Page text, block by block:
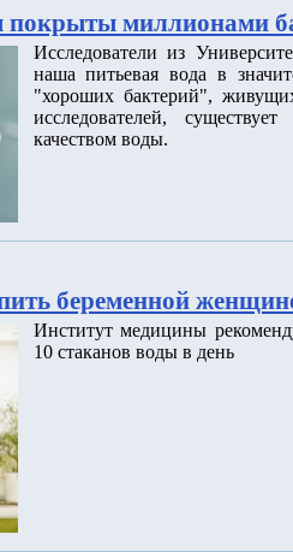
покрыты миллионами
Исследователи из
наша питьевая вода в
"хороших бактерий",
исследователей,
качеством воды.
беременной
Институт медицины
10 стаканов воды в день